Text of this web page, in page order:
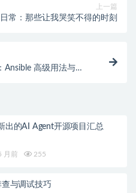
上一篇
常：那些让我哭笑不得的时刻
Ansible 高级用法与最
出的AI Agent开源项目汇总
月前 255
与调试技巧